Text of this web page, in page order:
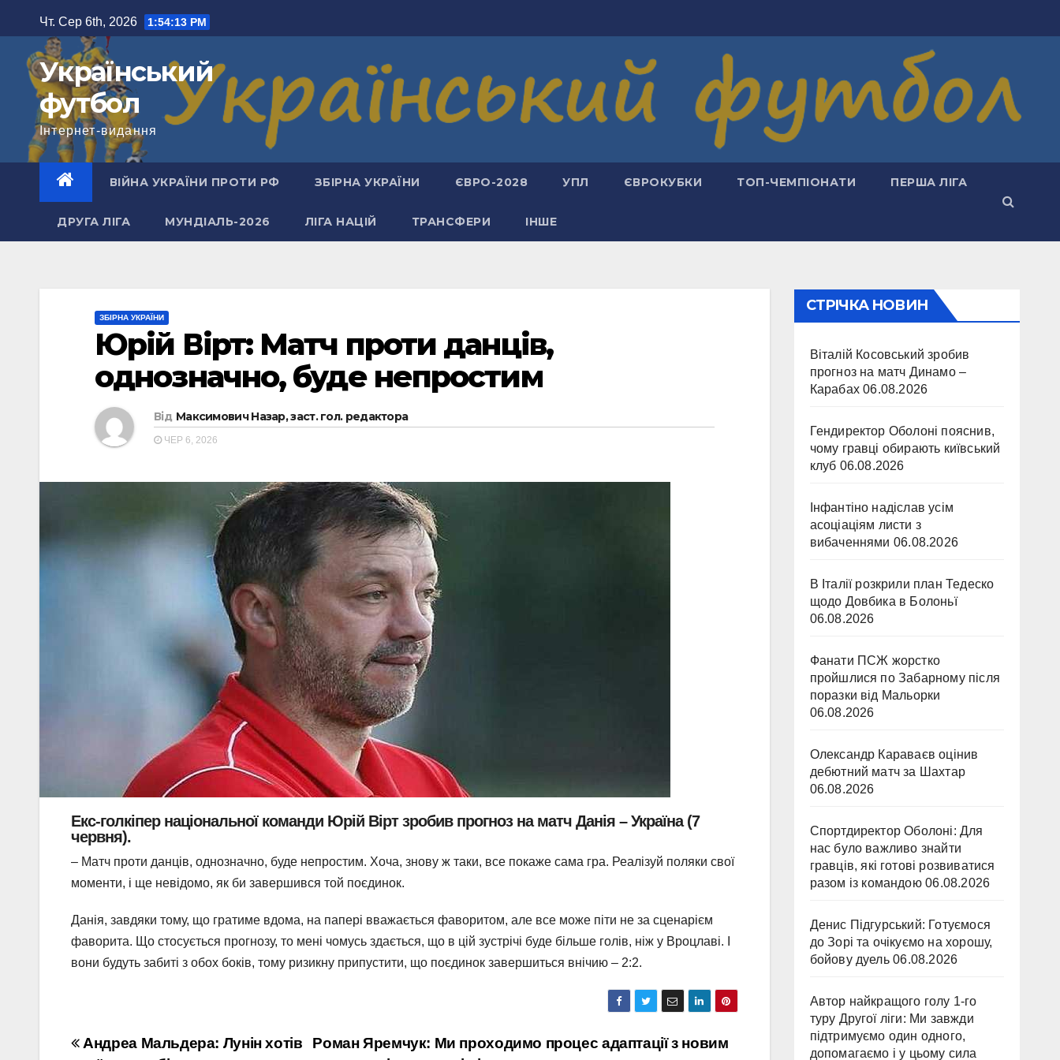
до
вмісту
Чт. Сер 6th, 2026 1:54:14 PM
Український
футбол
Інтернет-видання
ВІЙНА УКРАЇНИ ПРОТИ РФ ЗБІРНА УКРАЇНИ ЄВРО-2028 УПЛ ЄВРОКУБКИ ТОП-ЧЕМПІОНАТИ ПЕРША ЛІГА
ДРУГА ЛІГА МУНДІАЛЬ-2026 ЛІГА НАЦІЙ ТРАНСФЕРИ ІНШЕ
ЗБІРНА УКРАЇНИ
Юрій Вірт: Матч проти данців,
однозначно, буде непростим
Від Максимович Назар, заст. гол. редактора
ЧЕР 6, 2026
Екс-голкіпер національної команди Юрій Вірт зробив прогноз на матч Данія – Україна (7
червня).
– Матч проти данців, однозначно, буде непростим. Хоча, знову ж таки, все покаже сама гра. Реалізуй поляки свої
моменти, і ще невідомо, як би завершився той поєдинок.
Данія, завдяки тому, що гратиме вдома, на папері вважається фаворитом, але все може піти не за сценарієм
фаворита. Що стосується прогнозу, то мені чомусь здається, що в цій зустрічі буде більше голів, ніж у Вроцлаві. І
вони будуть забиті з обох боків, тому ризикну припустити, що поєдинок завершиться внічию – 2:2.
Навігація
Роман Яремчук: Ми проходимо процес адаптації з новим
Андреа Мальдера: Лунін хотів
СТРІЧКА НОВИН
Віталій Косовський зробив
прогноз на матч Динамо –
Карабах 06.08.2026
Гендиректор Оболоні пояснив,
чому гравці обирають київський
клуб 06.08.2026
Інфантіно надіслав усім
асоціаціям листи з
вибаченнями 06.08.2026
В Італії розкрили план Тедеско
щодо Довбика в Болоньї
06.08.2026
Фанати ПСЖ жорстко
пройшлися по Забарному після
поразки від Мальорки
06.08.2026
Олександр Караваєв оцінив
дебютний матч за Шахтар
06.08.2026
Спортдиректор Оболоні: Для
нас було важливо знайти
гравців, які готові розвиватися
разом із командою 06.08.2026
Денис Підгурський: Готуємося
до Зорі та очікуємо на хорошу,
бойову дуель 06.08.2026
Автор найкращого голу 1-го
туру Другої ліги: Ми завжди
підтримуємо один одного,
допомагаємо і у цьому сила